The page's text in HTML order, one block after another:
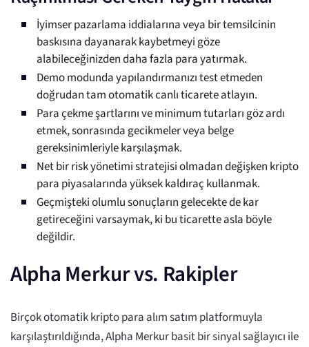
İyimser pazarlama iddialarına veya bir temsilcinin
baskısına dayanarak kaybetmeyi göze
alabileceğinizden daha fazla para yatırmak.
Demo modunda yapılandırmanızı test etmeden
doğrudan tam otomatik canlı ticarete atlayın.
Para çekme şartlarını ve minimum tutarları göz ardı
etmek, sonrasında gecikmeler veya belge
gereksinimleriyle karşılaşmak.
Net bir risk yönetimi stratejisi olmadan değişken kripto
para piyasalarında yüksek kaldıraç kullanmak.
Geçmişteki olumlu sonuçların gelecekte de kar
getireceğini varsaymak, ki bu ticarette asla böyle
değildir.
Alpha Merkur vs. Rakipler
Birçok otomatik kripto para alım satım platformuyla
karşılaştırıldığında, Alpha Merkur basit bir sinyal sağlayıcı ile